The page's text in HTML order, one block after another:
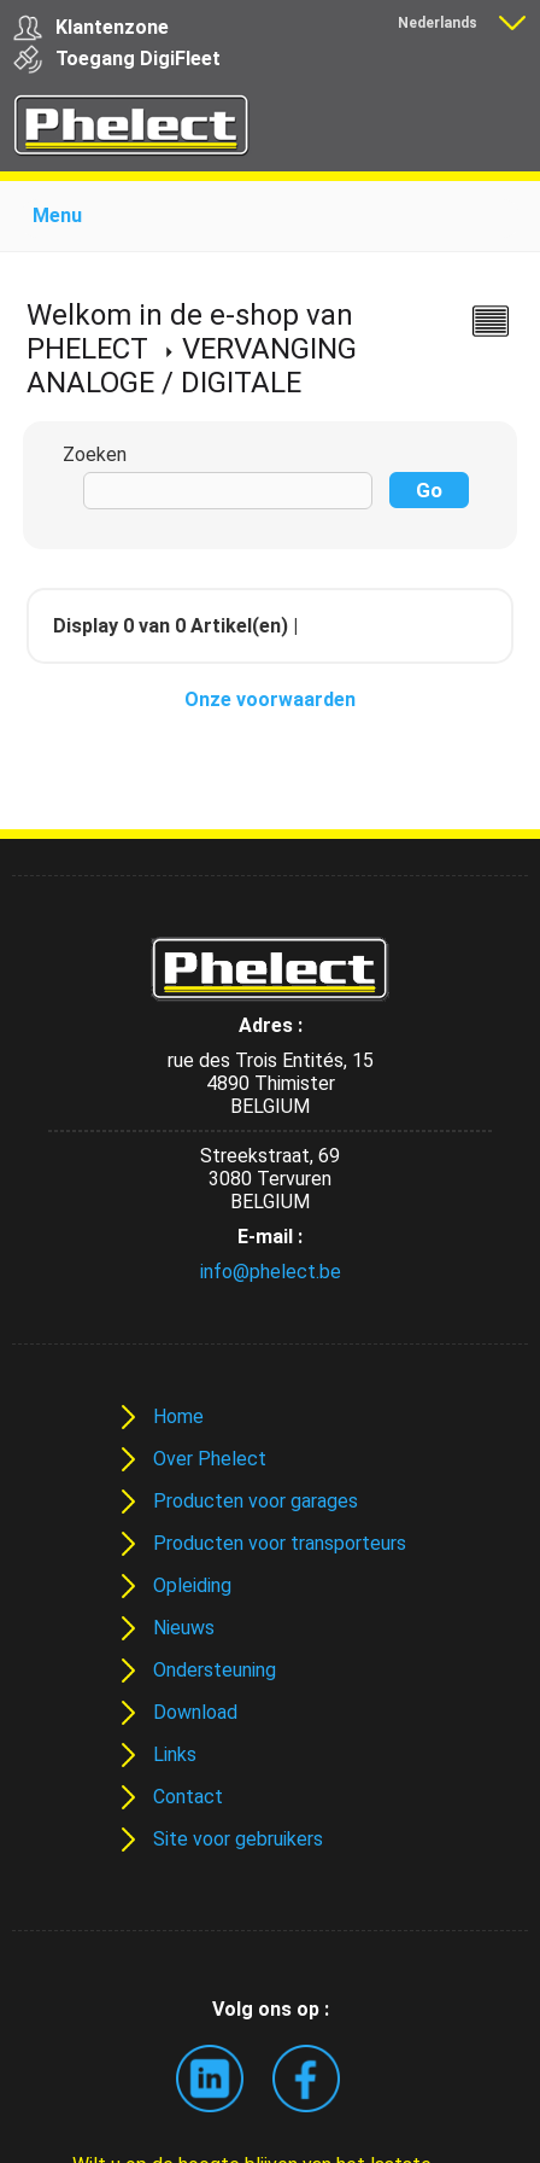
Klantenzone
Toegang DigiFleet
Nederlands
Menu
Producten voor transporteurs
Opleiding
Nieuws
Ondersteuning
Download Links Contact
Welkom in de e-shop van
PHELECT
VERVANGING
ANALOGE / DIGITALE
Zoeken
Display 0 van 0 Artikel(en) |
Onze voorwaarden
Adres :
rue des Trois Entités, 15
4890 Thimister
BELGIUM
Streekstraat, 69
3080 Tervuren
BELGIUM
E-mail :
info@phelect.be
Home
Over Phelect
Producten voor garages
Producten voor transporteurs
Opleiding
Nieuws
Ondersteuning
Download
Links
Contact
Site voor gebruikers
Volg ons op :